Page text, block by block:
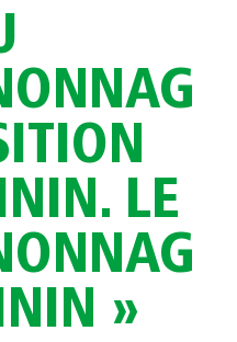
LE
»